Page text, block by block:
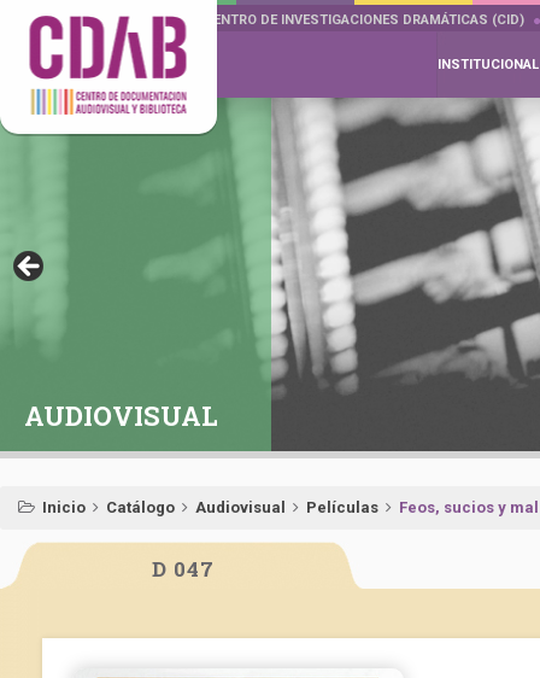
DOCUMENTA DRAMÁTICAS CENTRO DE INVESTIGACIONES DRAMÁTICAS (CID)
INSTITUCIONAL
AUDIOVISUAL
Inicio Catálogo Audiovisual Películas Feos, sucios y
D 047